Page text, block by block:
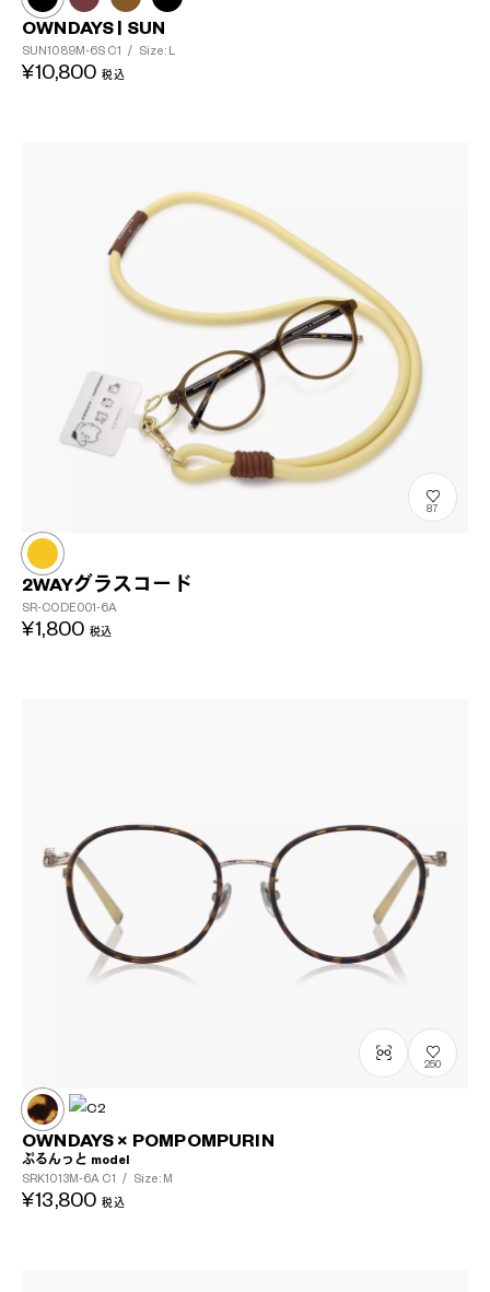
OWNDAYS | SUN
SUN1089M-6S C1 / Size: L
¥10,800 税込
87
2WAYグラスコード
SR-CODE001-6A
¥1,800 税込
250
OWNDAYS × POMPOMPURIN
ぷるんっと model
SRK1013M-6A C1 / Size: M
¥13,800 税込